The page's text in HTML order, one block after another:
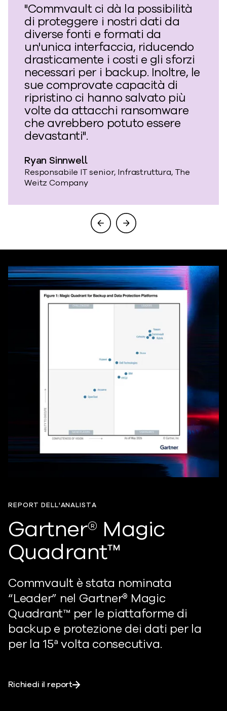
"Commvault ci dà la possibilità
di proteggere i nostri dati da
diverse fonti e formati da
un'unica interfaccia, riducendo
drasticamente i costi e gli sforzi
necessari per i backup. Inoltre, le
sue comprovate capacità di
ripristino ci hanno salvato più
volte da attacchi ransomware
che avrebbero potuto essere
devastanti".
Ryan Sinnwell
Responsabile IT senior, Infrastruttura, The
Weitz Company
REPORT DELL'ANALISTA
Gartner® Magic
Quadrant™
Commvault è stata nominata
“Leader” nel Gartner® Magic
Quadrant™ per le piattaforme di
backup e protezione dei dati per la
per la 15ª volta consecutiva.
Richiedi il report